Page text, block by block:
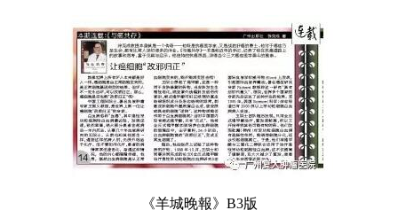
《羊城晚報》B3版